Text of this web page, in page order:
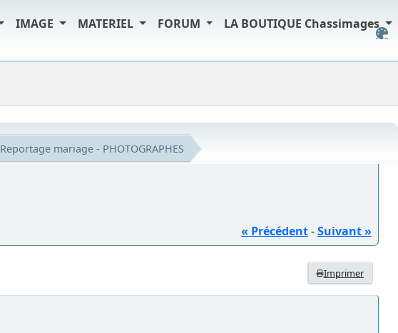
IMAGE MATERIEL FORUM LA BOUTIQUE Chassimages
Reportage mariage - PHOTOGRAPHES
« Précédent-Suivant »
Imprimer